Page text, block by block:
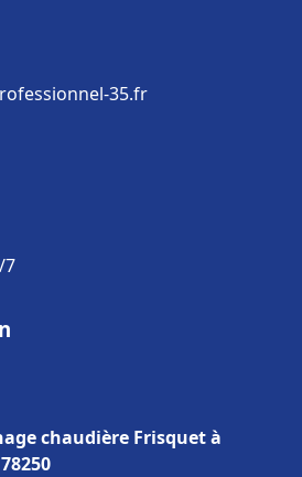
35.fr
7
chaudière Frisquet à